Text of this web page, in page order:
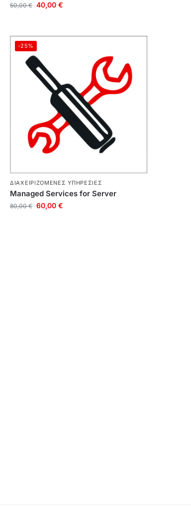
50,00€ 40,00€
-25%
ΔΙΑΧΕΙΡΙΖΌΜΕΝΕΣ ΥΠΗΡΕΣΊΕΣ
Managed Services for Server
80,00€ 60,00€